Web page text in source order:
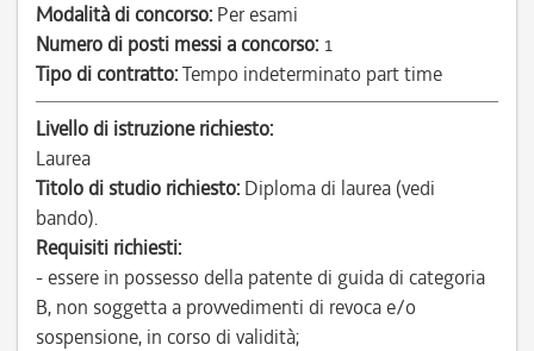
Modalità di concorso: Per esami
Numero di posti messi a concorso: 1
Tipo di contratto:Tempo indeterminato part time
Livello di istruzione richiesto:
Laurea
Titolo di studio richiesto: Diploma di laurea (vedi
bando).
Requisiti richiesti:
- essere in possesso della patente di guida di categoria
B, non soggetta a provvedimenti di revoca e/o
sospensione, in corso di validità;